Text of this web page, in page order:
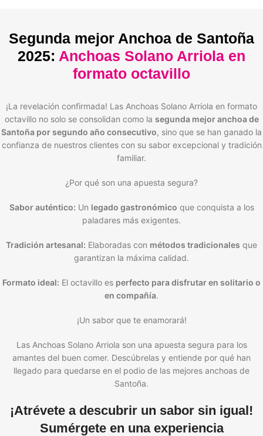
Segunda mejor Anchoa de Santoña
2025: Anchoas Solano Arriola en
formato octavillo
¡La revelación confirmada! Las Anchoas Solano Arriola en formato
octavillo no solo se consolidan como la segunda mejor anchoa de
Santoña por segundo año consecutivo, sino que se han ganado la
confianza de nuestros clientes con su sabor excepcional y tradición
familiar.
¿Por qué son una apuesta segura?
Sabor auténtico: Un legado gastronómico que conquista a los
paladares más exigentes.
Tradición artesanal: Elaboradas con métodos tradicionales que
garantizan la máxima calidad.
Formato ideal: El octavillo es perfecto para disfrutar en solitario o
en compañía.
¡Un sabor que te enamorará!
Las Anchoas Solano Arriola son una apuesta segura para los
amantes del buen comer. Descúbrelas y entiende por qué han
llegado para quedarse en el podio de las mejores anchoas de
Santoña.
¡Atrévete a descubrir un sabor sin igual!
Sumérgete en una experiencia